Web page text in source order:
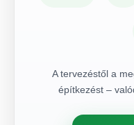
A tervezéstől a
építkezést –